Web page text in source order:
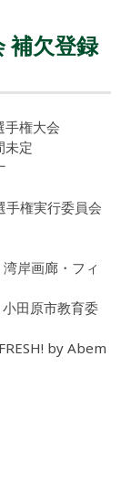
補欠登録
手権大会
未定
手権実行委員会
岸画廊・フィ
田原市教育委
by Abem